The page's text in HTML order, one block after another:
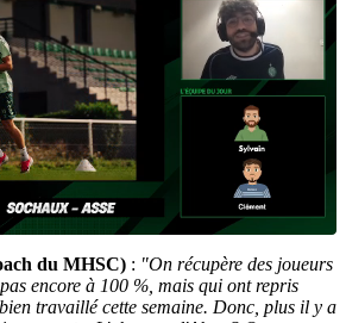
du MHSC) : "On récupère des joueurs
encore à 100 %, mais qui ont repris
travaillé cette semaine. Donc, plus il y a